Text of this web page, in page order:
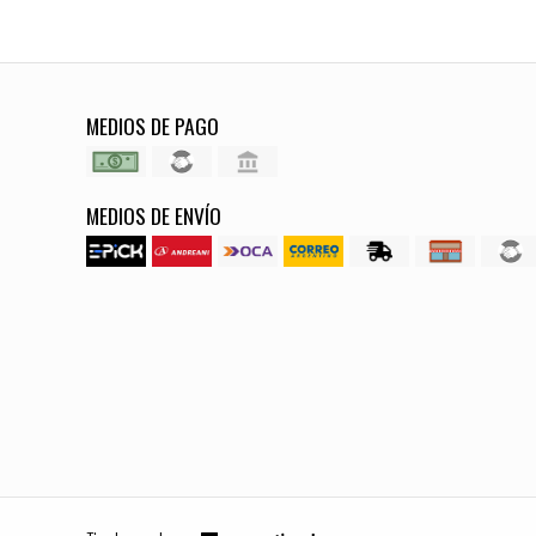
MEDIOS DE PAGO
MEDIOS DE ENVÍO